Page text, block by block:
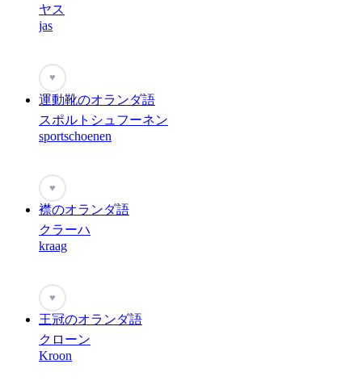
ヤス
jas
♥
運動靴のオランダ語
スポルトシュフーネン
sportschoenen
♥
襟のオランダ語
クラーハ
kraag
♥
王冠のオランダ語
クローン
Kroon